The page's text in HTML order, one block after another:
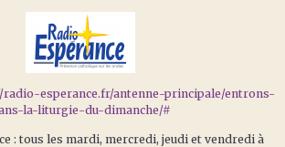
radio-esperance.fr/antenne-principale/entrons-
la-liturgie-du-dimanche/#
: tous les mardi, mercredi, jeudi et vendredi à